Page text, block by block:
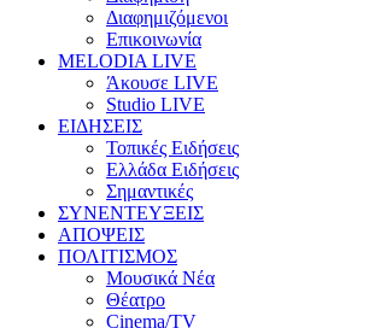
Διαφημιζόμενοι
Επικοινωνία
MELODIA LIVE
Άκουσε LIVE
Studio LIVE
ΕΙΔΗΣΕΙΣ
Τοπικές Ειδήσεις
Ελλάδα Ειδήσεις
Σημαντικές
ΣΥΝΕΝΤΕΥΞΕΙΣ
ΑΠΟΨΕΙΣ
ΠΟΛΙΤΙΣΜΟΣ
Μουσικά Νέα
Θέατρο
Cinema/TV